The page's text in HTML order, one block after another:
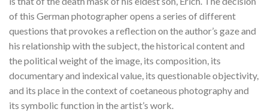
of this German photographer opens a series of different
questions that provokes a reflection on the author’s gaze and
his relationship with the subject, the historical content and
the political weight of the image, its composition, its
documentary and indexical value, its questionable objectivity,
and its place in the context of coetaneous photography and
its symbolic function in the artist’s work.